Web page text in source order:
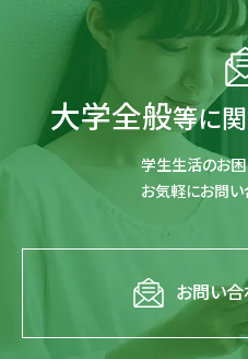
大学全般等に
学生生活のお
お気軽にお問い
お問い合